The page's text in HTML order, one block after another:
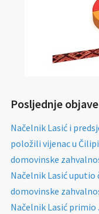
Posljednje objave
Načelnik Lasić i
položili vijenac u
domovinske
Načelnik Lasić
domovinske
Načelnik Lasić